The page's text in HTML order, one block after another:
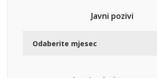
Javni pozivi